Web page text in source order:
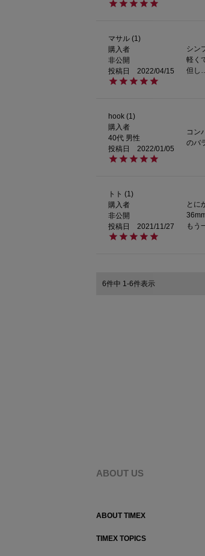
マサル 1
購入者
非公開
投稿日
2022/04/15
シン
軽く
但し
hook 1
購入者
40代 男性
投稿日
2022/01/05
コン
のバ
トト
1
購入者
非公開
投稿日
2021/11/27
とに
6件中 1-6件表示
ABOUT US
ABOUT TIMEX
TIMEX TOPICS